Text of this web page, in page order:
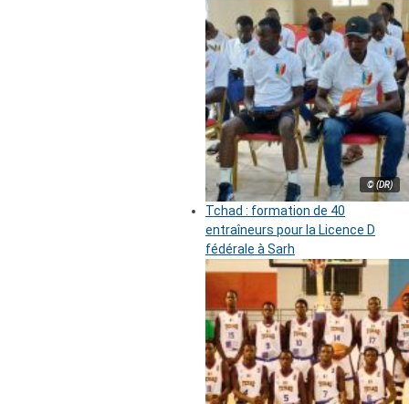
© (DR)
Tchad : formation de 40
entraîneurs pour la Licence D
fédérale à Sarh